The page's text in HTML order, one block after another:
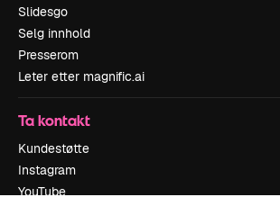
Slidesgo
Selg innhold
Presserom
Leter etter magnific.ai
Ta kontakt
Kundestøtte
Instagram
YouTube